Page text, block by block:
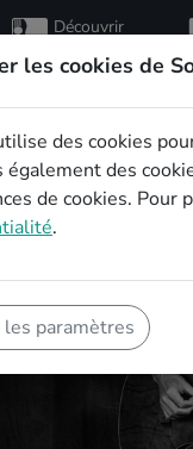
Découvrir
artistes
les cookies de
des cookies
des
de cookies. Pour
.
paramètres